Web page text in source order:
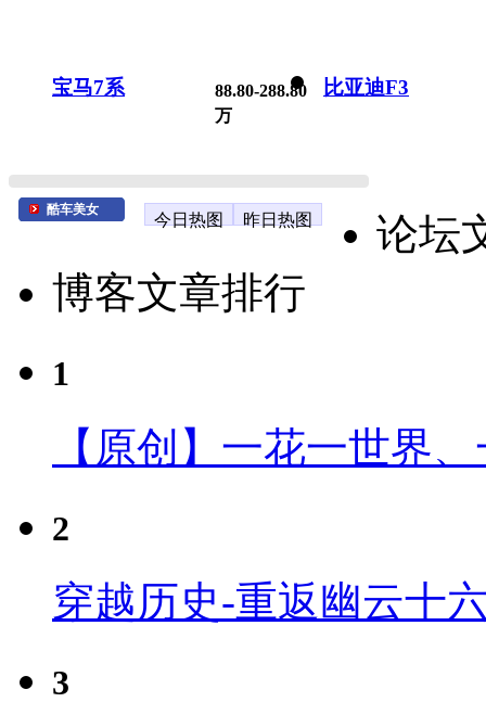
宝马7系
88.80-288.80
万
比亚迪F3
酷车美女
今日热图 昨日热图
论坛
博客文章排行
1
【原创】一花一世界
2
穿越历史-重返幽云十
3